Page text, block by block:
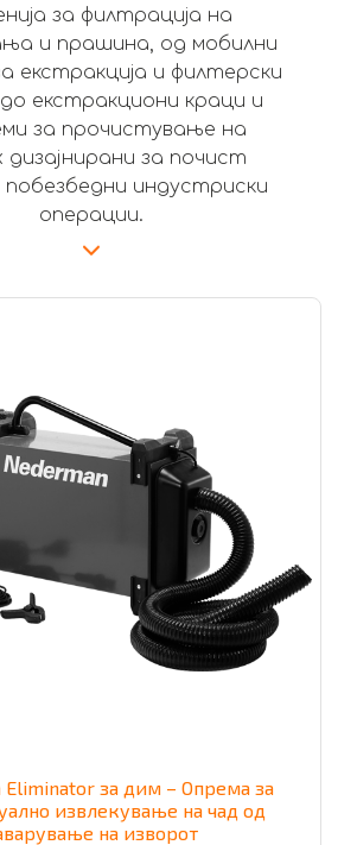
за филтрација на
и прашина, од мобилни
екстракција и филтерски
екстракциони краци и
за прочистување на
дизајнирани за почист
побезбедни индустриски
Eliminator за дим – Опрема за
извлекување на чад од
на изворот